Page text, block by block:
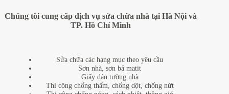
Chúng tôi cung cấp dịch vụ sửa chữa nhà tại Hà Nội và
TP. Hồ Chí Minh
Sửa chữa các hạng mục theo yêu cầu
Sơn nhà, sơn bả matit
Giấy dán tường nhà
Thi công chống thấm, chống dột, chống nứt